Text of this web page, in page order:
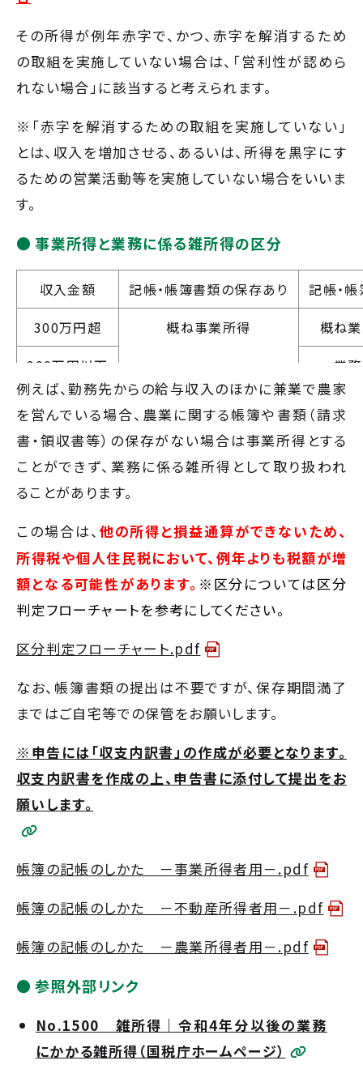
その所得が例年赤字で、かつ、赤字を解消するため
の取組を実施していない場合は、「営利性が認めら
れない場合」に該当すると考えられます。
※「赤字を解消するための取組を実施していない」
とは、収入を増加させる、あるいは、所得を黒字にす
るための営業活動等を実施していない場合をいいま
す。
事業所得と業務に係る雑所得の区分
収入金額 記帳・帳簿書類の保存あり
記帳・
300万円超
概ね事業所得
概ね
300万円以下
業
例えば、勤務先からの給与収入のほかに兼業で農家
を営んでいる場合、農業に関する帳簿や書類（請求
書・領収書等）の保存がない場合は事業所得とする
ことができず、業務に係る雑所得として取り扱われ
ることがあります。
この場合は、 他の所得と損益通算ができないため、
所得税や個人住民税において、例年よりも税額が増
額となる可能性があります。 ※区分については区分
判定フローチャートを参考にしてください。
区分判定フローチャート.pdf
なお、帳簿書類の提出は不要ですが、保存期間満了
まではご自宅等での保管をお願いします。
※申告には「収支内訳書」の作成が必要となります。
収支内訳書を作成の上、申告書に添付して提出をお
願いします。
帳簿の記帳のしかた －事業所得者用－.pdf
帳簿の記帳のしかた －不動産所得者用－.pdf
帳簿の記帳のしかた －農業所得者用－.pdf
参照外部リンク
No.1500 雑所得｜令和4年分以後の業務
にかかる雑所得（国税庁ホームページ）